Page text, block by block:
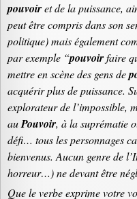
pouvoiret de la puissance,
peut être compris dans son
politique) mais également
par exemple “pouvoirfaire
mettre en scène des gens de
acquérir plus de puissance.
explorateur de l’impossible,
auPouvoir, à la suprématie
défi… tous les personnages
bienvenus. Aucun genre de
horreur…) ne devant être
Que le verbe exprime votre